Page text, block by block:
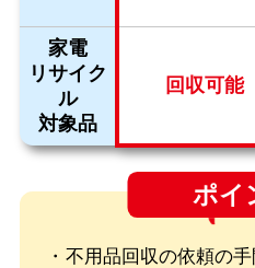
家電
リサイク
ル
対象品
回収可能
ポイ
不用品回収の依頼の